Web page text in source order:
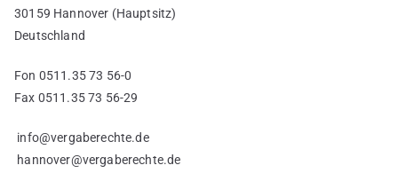
30159 Hannover (Hauptsitz)
Deutschland
Fon 0511.35 73 56-0
Fax 0511.35 73 56-29
info@vergaberechte.de
hannover@vergaberechte.de